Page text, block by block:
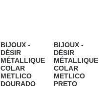
BIJOUX -
DÉSIR
MÉTALLIQUE
COLAR
METLICO
DOURADO
BIJOUX -
DÉSIR
MÉTALLIQUE
COLAR
METLICO
PRETO